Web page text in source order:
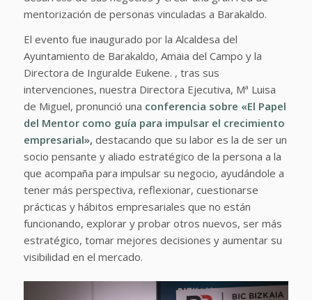
mentorización de personas vinculadas a Barakaldo.
El evento fue inaugurado por la Alcaldesa del
Ayuntamiento de Barakaldo, Amaia del Campo y la
Directora de Inguralde Eukene. , tras sus
intervenciones, nuestra Directora Ejecutiva, Mª Luisa
de Miguel, pronunció una conferencia sobre «El Papel
del Mentor como guía para impulsar el crecimiento
empresarial», destacando que su labor es la de ser un
socio pensante y aliado estratégico de la persona a la
que acompaña para impulsar su negocio, ayudándole a
tener más perspectiva, reflexionar, cuestionarse
prácticas y hábitos empresariales que no están
funcionando, explorar y probar otros nuevos, ser más
estratégico, tomar mejores decisiones y aumentar su
visibilidad en el mercado.